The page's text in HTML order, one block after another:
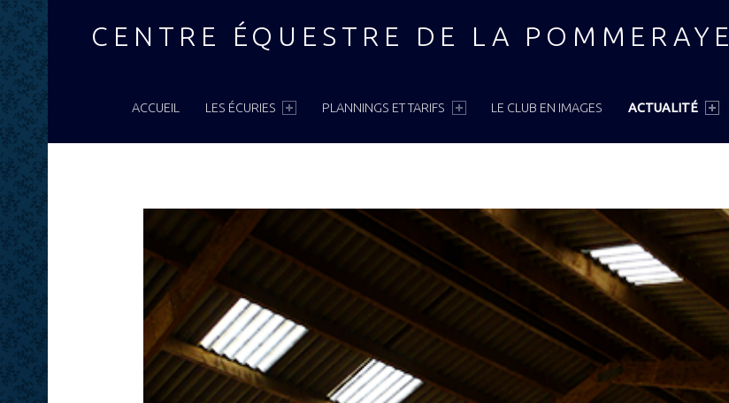
CENTRE ÉQUESTRE DE LA POMMERAYE
ACCUEIL LES ÉCURIES PLANNINGS ET TARIFS LE CLUB EN IMAGES ACTUALITÉ